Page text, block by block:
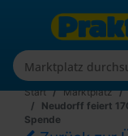
Start Marktplatz
Neudorff feiert
Spende